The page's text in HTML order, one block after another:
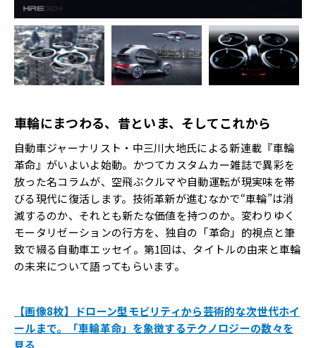
車輪にまつわる、昔といま、そしてこれから
自動車ジャーナリスト・中三川大地氏による新連載『車輪
革命』がいよいよ始動。かつてカスタムカー雑誌で異彩を
放った名コラムが、空飛ぶクルマや自動運転が現実味を帯
びる現代に復活します。技術革新が進むなかで“車輪”は消
滅するのか、それとも新たな価値を持つのか。変わりゆく
モータリゼーションの行方を、独自の「革命」的視点と筆
致で綴る自動車エッセイ。第1回は、タイトルの由来と車輪
の未来について語ってもらいます。
【画像8枚】ドローン型モビリティから芸術的な次世代ホイ
ールまで。「車輪革命」を象徴するテクノロジーの数々を